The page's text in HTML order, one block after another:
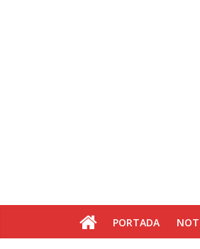
PORTADA